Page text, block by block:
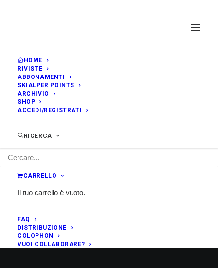
HOME
RIVISTE
ABBONAMENTI
SKIALPER POINTS
ARCHIVIO
SHOP
ACCEDI/REGISTRATI
RICERCA
CARRELLO
Il tuo carrello è vuoto.
FAQ
DISTRIBUZIONE
COLOPHON
VUOI COLLABORARE?